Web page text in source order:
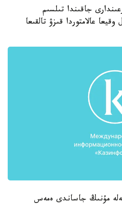
جاقىندا تىلسىم
عالامتوردا قىزۋ تالقىعا
مۇنىڭ جاساندى ەمەس